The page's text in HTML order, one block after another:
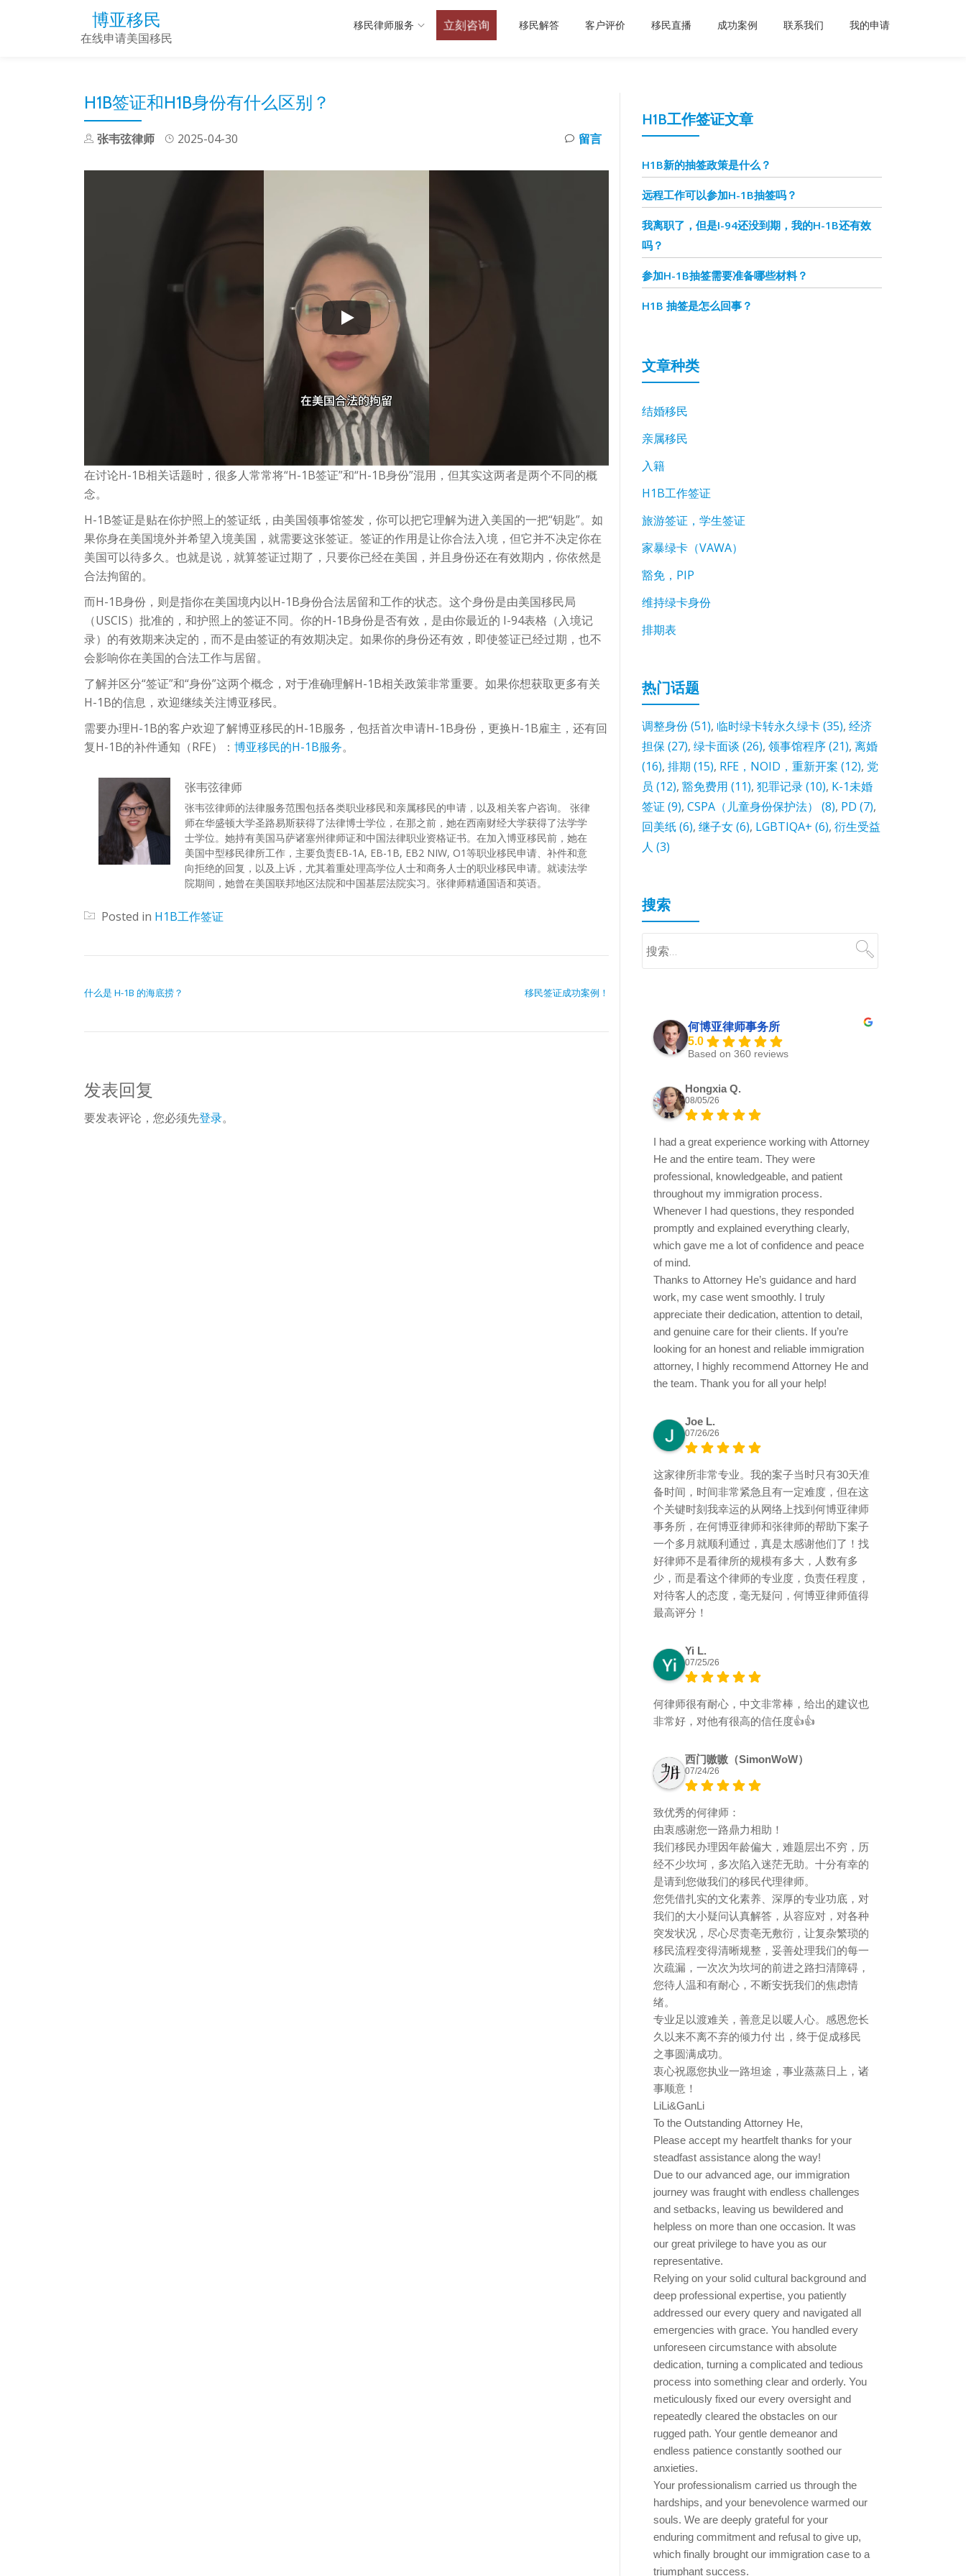
博亚移民
在线申请美国移民
移民律师服务 立刻咨询 移民解答 客户评价 移民直播 成功案例 联系我们 我的申请
H1B签证和H1B身份有什么区别？
张韦弦律师 2025-04-30 留言
在讨论H-1B相关话题时，很多人常常将“H-1B签证”和“H-1B身份”混用，但其实这两者是两个不同的概
念。
H-1B签证是贴在你护照上的签证纸，由美国领事馆签发，你可以把它理解为进入美国的一把“钥匙”。如
果你身在美国境外并希望入境美国，就需要这张签证。签证的作用是让你合法入境，但它并不决定你在
美国可以待多久。也就是说，就算签证过期了，只要你已经在美国，并且身份还在有效期内，你依然是
合法拘留的。
而H-1B身份，则是指你在美国境内以H-1B身份合法居留和工作的状态。这个身份是由美国移民局
（USCIS）批准的，和护照上的签证不同。你的H-1B身份是否有效，是由你最近的 I-94表格（入境记
录）的有效期来决定的，而不是由签证的有效期决定。如果你的身份还有效，即使签证已经过期，也不
会影响你在美国的合法工作与居留。
了解并区分“签证”和“身份”这两个概念，对于准确理解H-1B相关政策非常重要。如果你想获取更多有关
H-1B的信息，欢迎继续关注博亚移民。
需要办理H-1B的客户欢迎了解博亚移民的H-1B服务，包括首次申请H-1B身份，更换H-1B雇主，还有回
复H-1B的补件通知（RFE）： 博亚移民的H-1B服务。
张韦弦律师
张韦弦律师的法律服务范围包括各类职业移民和亲属移民的申请，以及相关客户咨询。 张律
师在华盛顿大学圣路易斯获得了法律博士学位，在那之前，她在西南财经大学获得了法学学
士学位。她持有美国马萨诸塞州律师证和中国法律职业资格证书。在加入博亚移民前，她在
美国中型移民律所工作，主要负责EB-1A, EB-1B, EB2 NIW, O1等职业移民申请、补件和意
向拒绝的回复，以及上诉，尤其着重处理高学位人士和商务人士的职业移民申请。就读法学
院期间，她曾在美国联邦地区法院和中国基层法院实习。张律师精通国语和英语。
Posted in H1B工作签证
什么是 H-1B 的海底捞？ 移民签证成功案例！
发表回复
要发表评论，您必须先登录。
H1B工作签证文章
H1B新的抽签政策是什么？
远程工作可以参加H-1B抽签吗？
我离职了，但是I-94还没到期，我的H-1B还有效
吗？
参加H-1B抽签需要准备哪些材料？
H1B 抽签是怎么回事？
文章种类
结婚移民
亲属移民
入籍
H1B工作签证
旅游签证，学生签证
家暴绿卡（VAWA）
豁免，PIP
维持绿卡身份
排期表
热门话题
调整身份(51), 临时绿卡转永久绿卡(35), 经济
担保(27), 绿卡面谈 (26), 领事馆程序(21), 离婚
(16), 排期 (15), RFE，NOID，重新开案 (12), 党
员 (12), 豁免费用 (11), 犯罪记录(10), K-1未婚
签证 (9), CSPA（儿童身份保护法） (8), PD (7),
回美纸(6), 继子女(6), LGBTIQA+ (6), 衍生受益
人 (3)
搜索
何博亚律师事务所
5.0
Based on 360 reviews
Hongxia Q.
08/05/26
I had a great experience working with Attorney
He and the entire team. They were
professional, knowledgeable, and patient
throughout my immigration process.
Whenever I had questions, they responded
promptly and explained everything clearly,
which gave me a lot of confidence and peace
of mind.
Thanks to Attorney He’s guidance and hard
work, my case went smoothly. I truly
appreciate their dedication, attention to detail,
and genuine care for their clients. If you’re
looking for an honest and reliable immigration
attorney, I highly recommend Attorney He and
the team. Thank you for all your help!
Joe L.
07/26/26
这家律所非常专业。我的案子当时只有30天准
备时间，时间非常紧急且有一定难度，但在这
个关键时刻我幸运的从网络上找到何博亚律师
事务所，在何博亚律师和张律师的帮助下案子
一个多月就顺利通过，真是太感谢他们了！找
好律师不是看律所的规模有多大，人数有多
少，而是看这个律师的专业度，负责任程度，
对待客人的态度，毫无疑问，何博亚律师值得
最高评分！
Yi L.
07/25/26
何律师很有耐心，中文非常棒，给出的建议也
非常好，对他有很高的信任度👍👍
西门嗷嗷（SimonWoW）
07/24/26
致优秀的何律师：
由衷感谢您一路鼎力相助！
我们移民办理因年龄偏大，难题层出不穷，历
经不少坎坷，多次陷入迷茫无助。十分有幸的
是请到您做我们的移民代理律师。
您凭借扎实的文化素养、深厚的专业功底，对
我们的大小疑问认真解答，从容应对，对各种
突发状况，尽心尽责亳无敷衍，让复杂繁琐的
移民流程变得清晰规整，妥善处理我们的每一
次疏漏，一次次为坎坷的前进之路扫清障碍，
您待人温和有耐心，不断安抚我们的焦虑情
绪。
专业足以渡难关，善意足以暖人心。感恩您长
久以来不离不弃的倾力付 出，终于促成移民
之事圆满成功。
衷心祝愿您执业一路坦途，事业蒸蒸日上，诸
事顺意！
LiLi&GanLi
To the Outstanding Attorney He,
Please accept my heartfelt thanks for your
steadfast assistance along the way!
Due to our advanced age, our immigration
journey was fraught with endless challenges
and setbacks, leaving us bewildered and
helpless on more than one occasion. It was
our great privilege to have you as our
representative.
Relying on your solid cultural background and
deep professional expertise, you patiently
addressed our every query and navigated all
emergencies with grace. You handled every
unforeseen circumstance with absolute
dedication, turning a complicated and tedious
process into something clear and orderly. You
meticulously fixed our every oversight and
repeatedly cleared the obstacles on our
rugged path. Your gentle demeanor and
endless patience constantly soothed our
anxieties.
Your professionalism carried us through the
hardships, and your benevolence warmed our
souls. We are deeply grateful for your
enduring commitment and refusal to give up,
which finally brought our immigration case to a
triumphant success.